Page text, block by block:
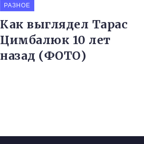
РАЗНОЕ
Как выглядел Тарас
Цимбалюк 10 лет
назад (ФОТО)